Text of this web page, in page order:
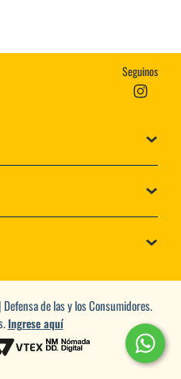
Seguinos
de las y los Consumidores.
Ingrese aquí